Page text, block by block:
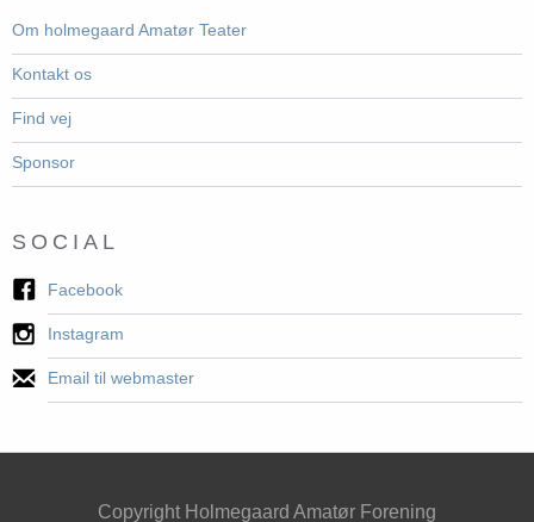
Om holmegaard Amatør Teater
Kontakt os
Find vej
Sponsor
SOCIAL
Facebook
Instagram
Email til webmaster
Copyright Holmegaard Amatør Forening